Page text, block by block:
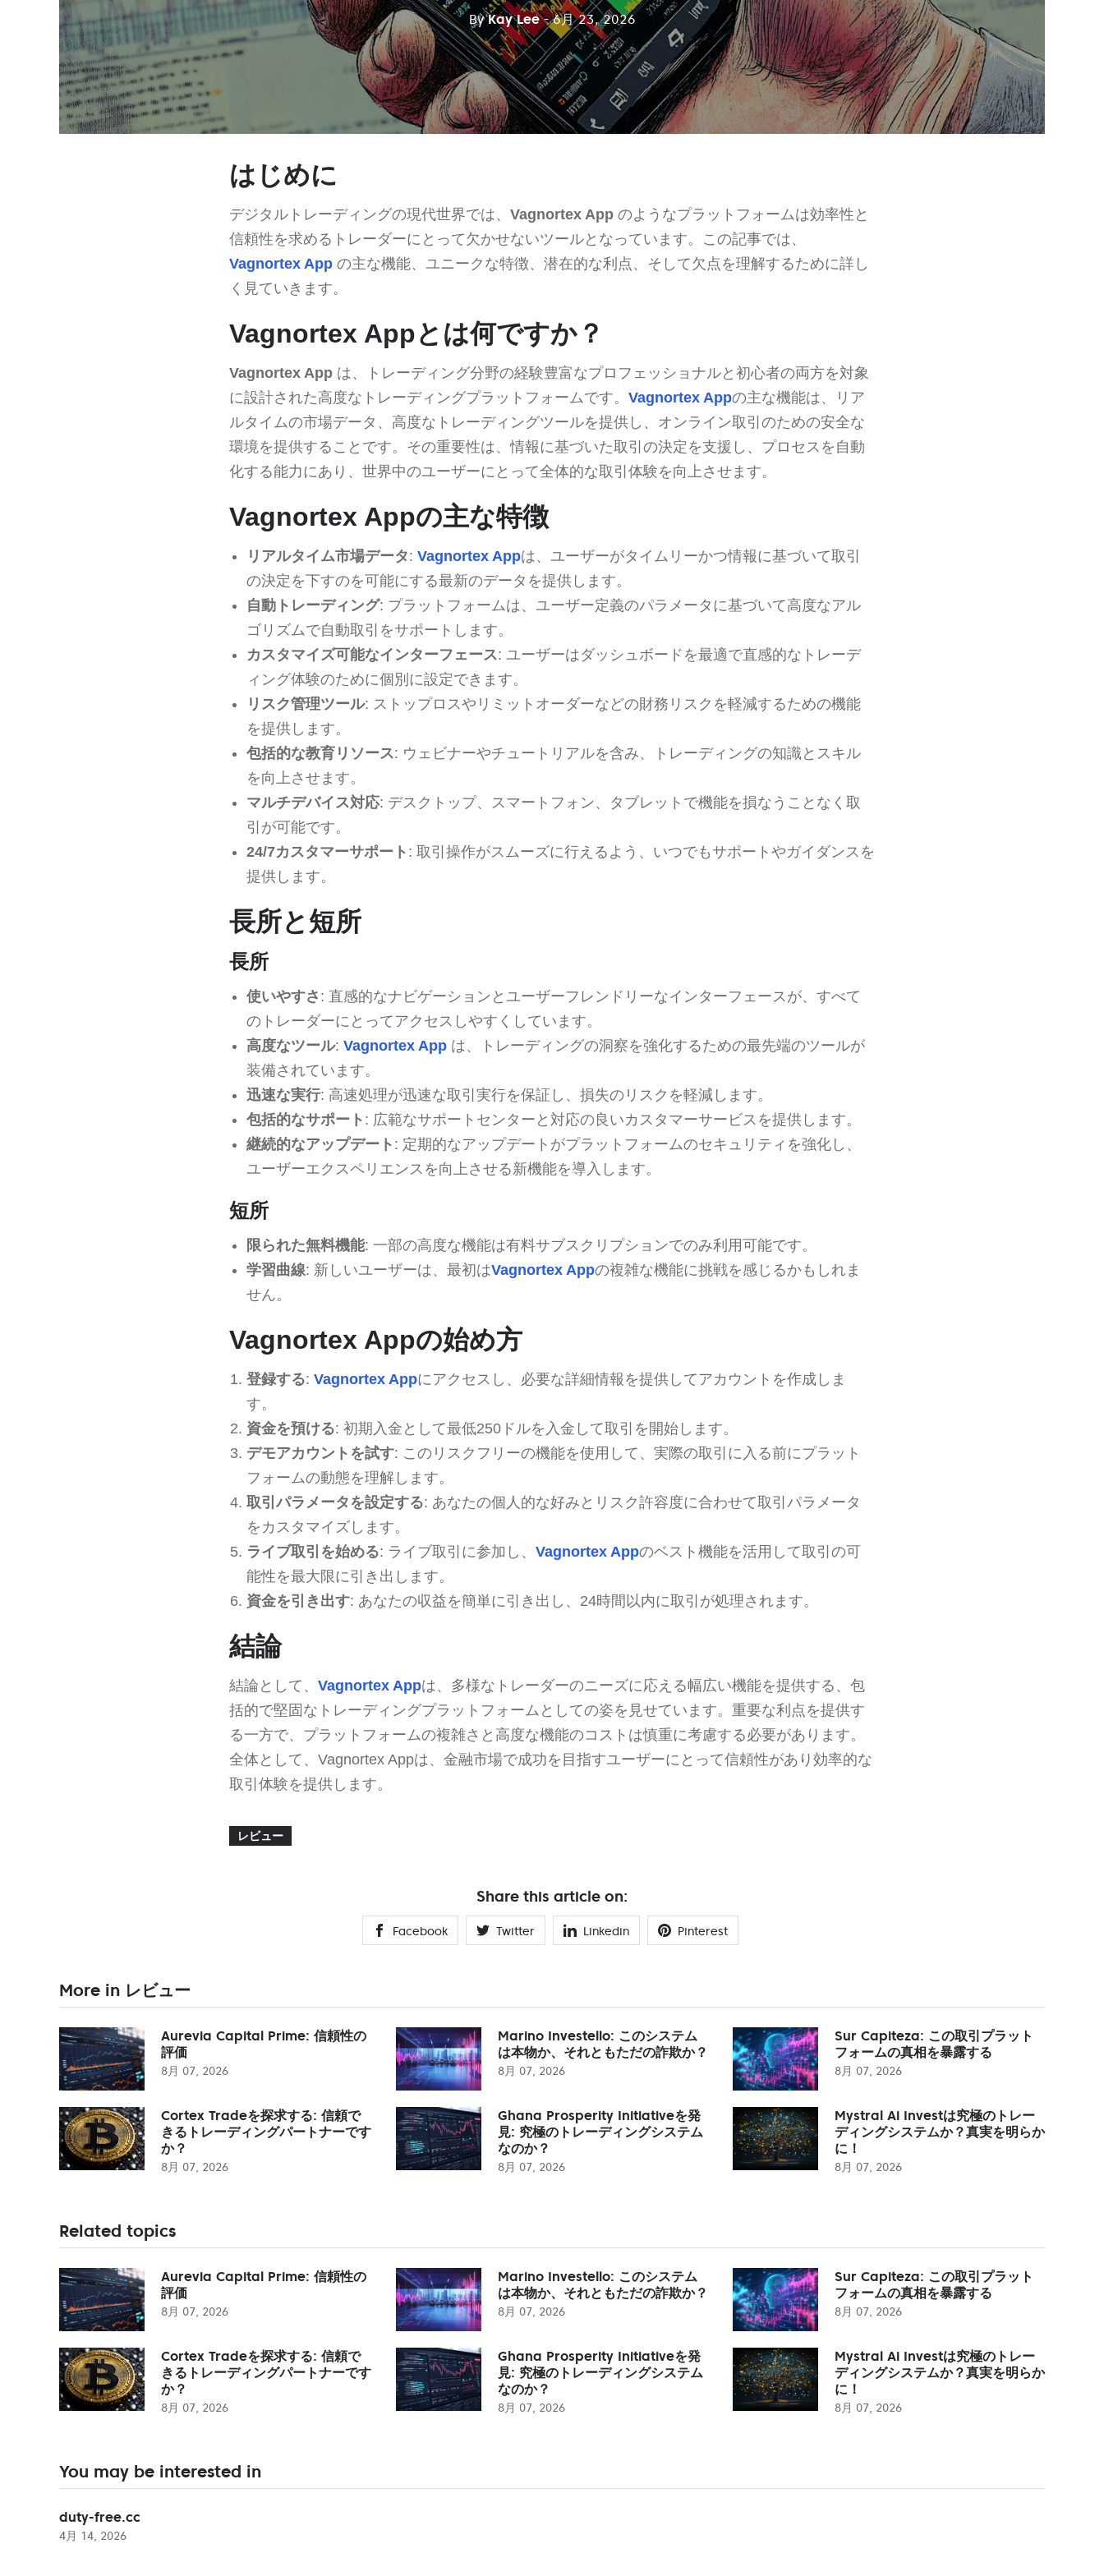
ByKay Lee - 6月 23, 2026
はじめに
デジタルトレーディングの現代世界では、 Vagnortex App のようなプラットフォームは効率性と
信頼性を求めるトレーダーにとって欠かせないツールとなっています。この記事では、
Vagnortex App の主な機能、ユニークな特徴、潜在的な利点、そして欠点を理解するために詳し
く見ていきます。
Vagnortex Appとは何ですか？
Vagnortex App は、トレーディング分野の経験豊富なプロフェッショナルと初心者の両方を対象
に設計された高度なトレーディングプラットフォームです。 Vagnortex Appの主な機能は、リア
ルタイムの市場データ、高度なトレーディングツールを提供し、オンライン取引のための安全な
環境を提供することです。その重要性は、情報に基づいた取引の決定を支援し、プロセスを自動
化する能力にあり、世界中のユーザーにとって全体的な取引体験を向上させます。
Vagnortex Appの主な特徴
リアルタイム市場データ: Vagnortex Appは、ユーザーがタイムリーかつ情報に基づいて取引
の決定を下すのを可能にする最新のデータを提供します。
自動トレーディング: プラットフォームは、ユーザー定義のパラメータに基づいて高度なアル
ゴリズムで自動取引をサポートします。
カスタマイズ可能なインターフェース: ユーザーはダッシュボードを最適で直感的なトレーデ
ィング体験のために個別に設定できます。
リスク管理ツール: ストップロスやリミットオーダーなどの財務リスクを軽減するための機能
を提供します。
包括的な教育リソース: ウェビナーやチュートリアルを含み、トレーディングの知識とスキル
を向上させます。
マルチデバイス対応: デスクトップ、スマートフォン、タブレットで機能を損なうことなく取
引が可能です。
24/7カスタマーサポート : 取引操作がスムーズに行えるよう、いつでもサポートやガイダンスを
提供します。
長所と短所
長所
使いやすさ : 直感的なナビゲーションとユーザーフレンドリーなインターフェースが、すべて
のトレーダーにとってアクセスしやすくしています。
高度なツール: Vagnortex Appは、トレーディングの洞察を強化するための最先端のツールが
装備されています。
迅速な実行: 高速処理が迅速な取引実行を保証し、損失のリスクを軽減します。
包括的なサポート : 広範なサポートセンターと対応の良いカスタマーサービスを提供します。
継続的なアップデート : 定期的なアップデートがプラットフォームのセキュリティを強化し、
ユーザーエクスペリエンスを向上させる新機能を導入します。
短所
限られた無料機能: 一部の高度な機能は有料サブスクリプションでのみ利用可能です。
学習曲線: 新しいユーザーは、最初はVagnortex Appの複雑な機能に挑戦を感じるかもしれま
せん。
Vagnortex Appの始め方
登録する: Vagnortex Appにアクセスし、必要な詳細情報を提供してアカウントを作成しま
す。
資金を預ける: 初期入金として最低250ドルを入金して取引を開始します。
デモアカウントを試す: このリスクフリーの機能を使用して、実際の取引に入る前にプラット
フォームの動態を理解します。
取引パラメータを設定する: あなたの個人的な好みとリスク許容度に合わせて取引パラメータ
をカスタマイズします。
ライブ取引を始める: ライブ取引に参加し、 Vagnortex Appのベスト機能を活用して取引の可
能性を最大限に引き出します。
資金を引き出す: あなたの収益を簡単に引き出し、24時間以内に取引が処理されます。
結論
結論として、 Vagnortex Appは、多様なトレーダーのニーズに応える幅広い機能を提供する、包
括的で堅固なトレーディングプラットフォームとしての姿を見せています。重要な利点を提供す
る一方で、プラットフォームの複雑さと高度な機能のコストは慎重に考慮する必要があります。
全体として、Vagnortex Appは、金融市場で成功を目指すユーザーにとって信頼性があり効率的な
取引体験を提供します。
レビュー
Share this article on:
Facebook Twitter Linkedin Pinterest
More in レビュー
Aurevia Capital Prime: 信頼性の
評価
8月 07, 2026
Marino Investello: このシステム
は本物か、それともただの詐欺か？
8月 07, 2026
Sur Capiteza: この取引プラット
フォームの真相を暴露する
8月 07, 2026
Cortex Tradeを探求する: 信頼で
きるトレーディングパートナーです
か？
8月 07, 2026
Ghana Prosperity Initiativeを発
見: 究極のトレーディングシステム
なのか？
8月 07, 2026
Mystral Ai Investは究極のトレー
ディングシステムか？真実を明らか
に！
8月 07, 2026
Related topics
Aurevia Capital Prime: 信頼性の
評価
8月 07, 2026
Marino Investello: このシステム
は本物か、それともただの詐欺か？
8月 07, 2026
Sur Capiteza: この取引プラット
フォームの真相を暴露する
8月 07, 2026
Cortex Tradeを探求する: 信頼で
きるトレーディングパートナーです
か？
8月 07, 2026
Ghana Prosperity Initiativeを発
見: 究極のトレーディングシステム
なのか？
8月 07, 2026
Mystral Ai Investは究極のトレー
ディングシステムか？真実を明らか
に！
8月 07, 2026
You may be interested in
duty-free.cc
4月 14, 2026